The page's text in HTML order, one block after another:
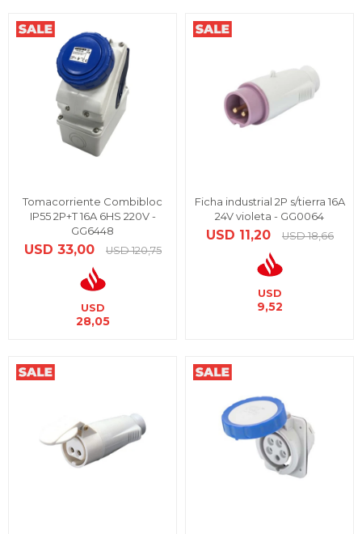
Tomacorriente Combibloc
IP55 2P+T 16A 6HS 220V -
GG6448
USD 33,00 USD 120,75
USD
28,05
Ficha industrial 2P s/tierra 16A
24V violeta - GG0064
USD 11,20 USD 18,66
USD
9,52